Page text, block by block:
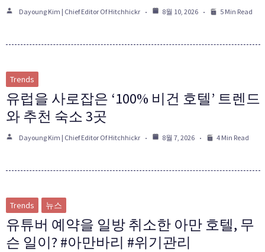
Dayoung Kim | Chief Editor Of Hitchhickr 8월 10, 2026 5 Min Read
Trends
유럽을 사로잡은 ‘100% 비건 호텔’ 트렌드
와 추천 숙소 3곳
Dayoung Kim | Chief Editor Of Hitchhickr 8월 7, 2026 4 Min Read
Trends 뉴스
유튜버 예약을 일방 취소한 아만 호텔, 무
슨 일이? #아만바리 #위기관리